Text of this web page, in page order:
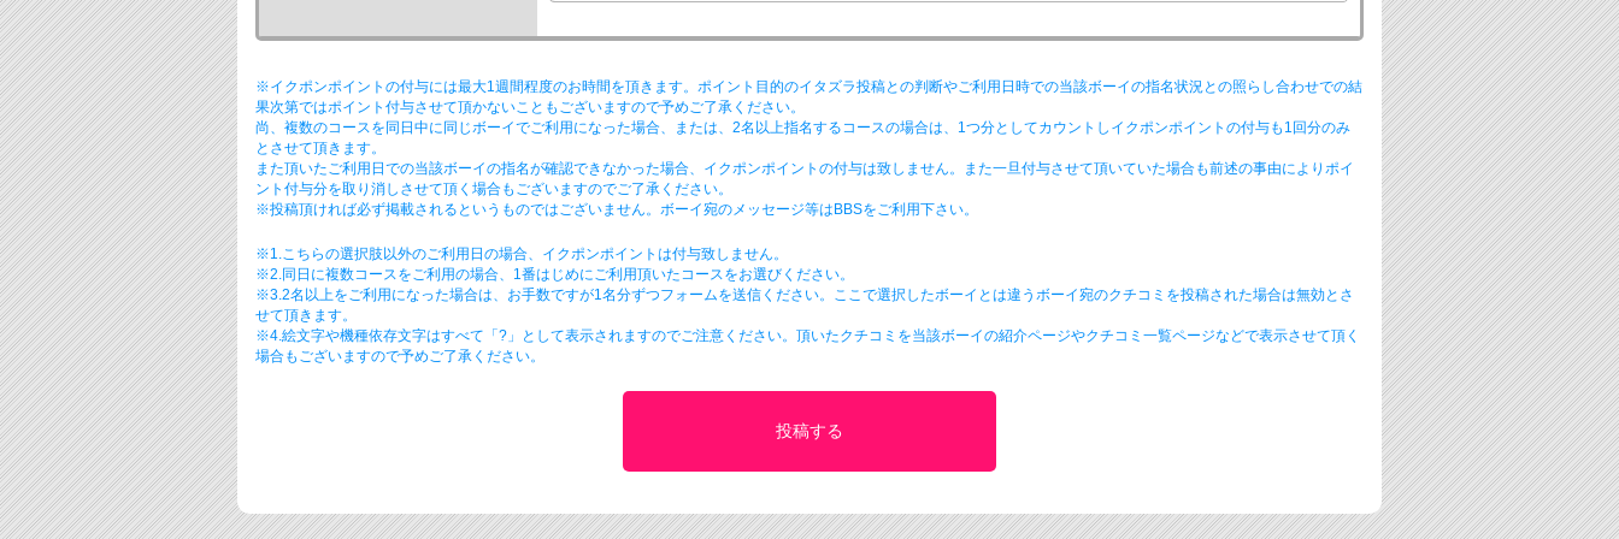
※イクポンポイントの付与には最大1週間程度のお時間を頂きます。ポイント目的のイタズラ投稿との判断やご利用日時での当該ボーイの指名状況との照らし合わせでの結
果次第ではポイント付与させて頂かないこともございますので予めご了承ください。
尚、複数のコースを同日中に同じボーイでご利用になった場合、または、2名以上指名するコースの場合は、1つ分としてカウントしイクポンポイントの付与も1回分のみ
とさせて頂きます。
また頂いたご利用日での当該ボーイの指名が確認できなかった場合、イクポンポイントの付与は致しません。また一旦付与させて頂いていた場合も前述の事由によりポイ
ント付与分を取り消しさせて頂く場合もございますのでご了承ください。
※投稿頂ければ必ず掲載されるというものではございません。ボーイ宛のメッセージ等はBBSをご利用下さい。
※1.こちらの選択肢以外のご利用日の場合、イクポンポイントは付与致しません。
※2.同日に複数コースをご利用の場合、1番はじめにご利用頂いたコースをお選びください。
※3.2名以上をご利用になった場合は、お手数ですが1名分ずつフォームを送信ください。ここで選択したボーイとは違うボーイ宛のクチコミを投稿された場合は無効とさ
せて頂きます。
※4.絵文字や機種依存文字はすべて「?」として表示されますのでご注意ください。頂いたクチコミを当該ボーイの紹介ページやクチコミ一覧ページなどで表示させて頂く
場合もございますので予めご了承ください。
投稿する